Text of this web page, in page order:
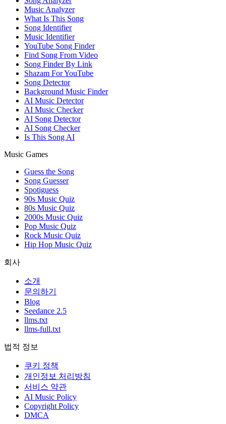
Music Analyzer
What Is This Song
Song Identifier
Music Identifier
YouTube Song Finder
Find Song From Video
Song Finder By Link
Shazam For YouTube
Song Detector
Background Music Finder
AI Music Detector
AI Music Checker
AI Song Detector
AI Song Checker
Is This Song AI
Music Games
Guess the Song
Song Guesser
Spotiguess
90s Music Quiz
80s Music Quiz
2000s Music Quiz
Pop Music Quiz
Rock Music Quiz
Hip Hop Music Quiz
회사
소개
문의하기
Blog
Seedance 2.5
llms.txt
llms-full.txt
법적 정보
쿠키 정책
개인정보 처리방침
서비스 약관
AI Music Policy
Copyright Policy
DMCA